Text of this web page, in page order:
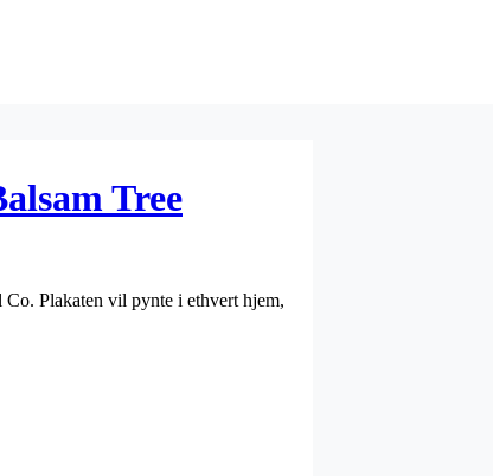
Tree
Plakaten vil pynte i ethvert hjem,